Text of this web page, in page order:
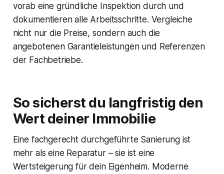
vorab eine gründliche Inspektion durch und
dokumentieren alle Arbeitsschritte. Vergleiche
nicht nur die Preise, sondern auch die
angebotenen Garantieleistungen und Referenzen
der Fachbetriebe.
So sicherst du langfristig den
Wert deiner Immobilie
Eine fachgerecht durchgeführte Sanierung ist
mehr als eine Reparatur – sie ist eine
Wertsteigerung für dein Eigenheim. Moderne